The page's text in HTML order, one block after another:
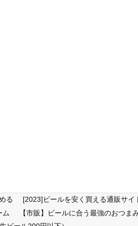
る
[2023]ビールを安く買える通販サ
ム
【市販】ビールに合う最強のおつま